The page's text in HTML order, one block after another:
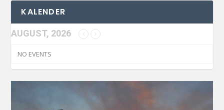
KALENDER
AUGUST, 2026
NO EVENTS